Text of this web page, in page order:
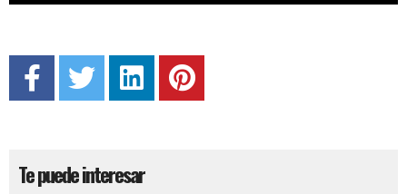
Te puede interesar